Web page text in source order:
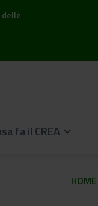
fa il CREA keyboard_arrow_down
HOME